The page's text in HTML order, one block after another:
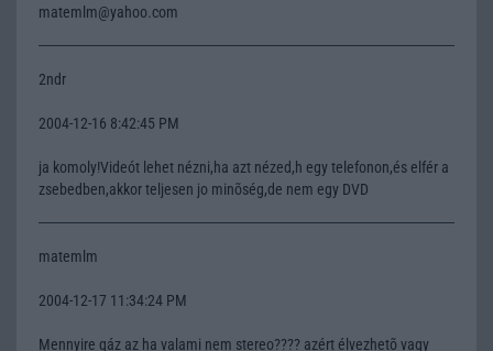
matemlm@yahoo.com
2ndr
2004-12-16 8:42:45 PM
ja komoly!Videót lehet nézni,ha azt nézed,h egy telefonon,és elfér a
zsebedben,akkor teljesen jo minõség,de nem egy DVD
matemlm
2004-12-17 11:34:24 PM
Mennyire gáz az ha valami nem stereo???? azért élvezhetõ vagy